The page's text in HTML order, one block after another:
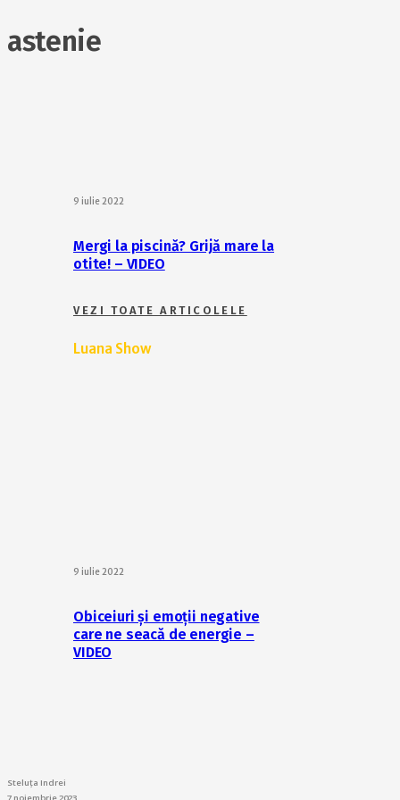
9 iulie 2022
Mergi la piscină? Grijă mare la
otite! – VIDEO
VEZI TOATE ARTICOLELE
Luana Show
9 iulie 2022
Obiceiuri și emoții negative
care ne seacă de energie –
VIDEO
astenie
Steluța Indrei
7 noiembrie 2023